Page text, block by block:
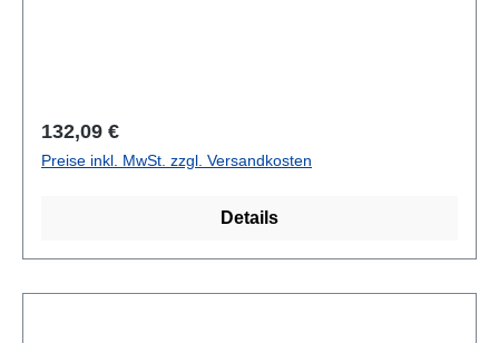
Regulärer Preis:
132,09 €
Preise inkl. MwSt. zzgl. Versandkosten
Details